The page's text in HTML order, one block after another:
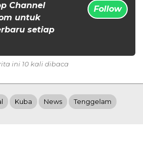
Channel
untuk
setiap
Follow
ini 10 kali dibaca
Kuba News Tenggelam